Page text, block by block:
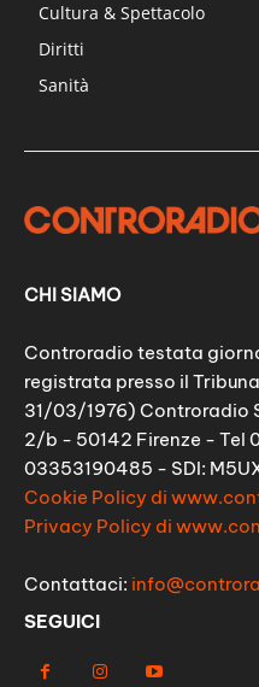
Cultura & Spettacolo
Diritti
Sanità
CHI SIAMO
Controradio testata
registrata presso il
31/03/1976) Controradio
2/b - 50142 Firenze - Tel
03353190485 - SDI:
Cookie Policy di
Privacy Policy di
Contattaci:
SEGUICI